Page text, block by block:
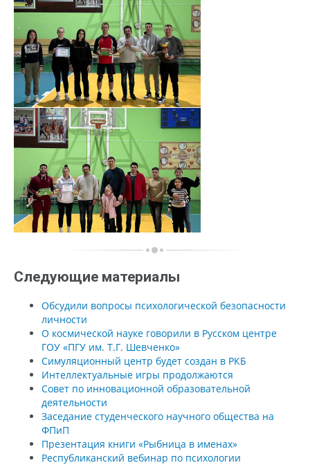
Следующие материалы
Обсудили вопросы психологической безопасности
личности
О космической науке говорили в Русском центре
ГОУ «ПГУ им. Т.Г. Шевченко»
Симуляционный центр будет создан в РКБ
Интеллектуальные игры продолжаются
Совет по инновационной образовательной
деятельности
Заседание студенческого научного общества на
ФПиП
Презентация книги «Рыбница в именах»
Республиканский вебинар по психологии